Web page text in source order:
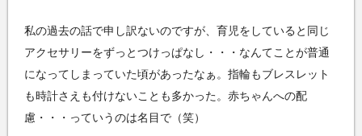
私の過去の話で申し訳ないのですが、育児をしていると同じ
アクセサリーをずっとつけっぱなし・・・なんてことが普通
になってしまっていた頃があったなぁ。指輪もブレスレット
も時計さえも付けないことも多かった。赤ちゃんへの配
慮・・・っていうのは名目で（笑）